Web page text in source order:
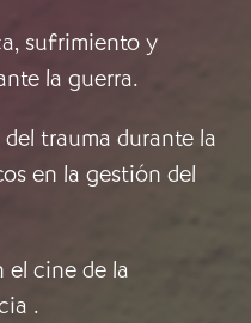
sufrimiento y
la guerra.
trauma durante la
en la gestión del
el cine de la
.